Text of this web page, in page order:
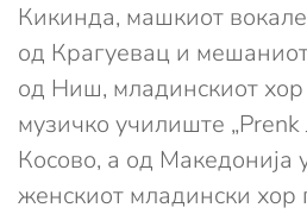
Кикинда, машкиот
од Крагуевац и
од Ниш, младинскиот
музичко училиште „Prenk
Косово, а од Македонија
женскиот младински